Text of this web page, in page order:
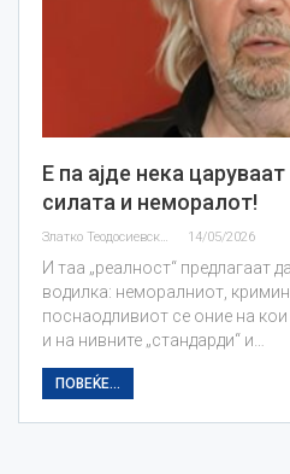
Е па ајде нека
силата и неморалот!
Златко Теодосиевски 14/05/2026
И таа „реалност“ предлагаат
водилка: неморалниот,
поснаодливиот се оние на
и на нивните „стандарди“ и…
ПОВЕЌЕ...